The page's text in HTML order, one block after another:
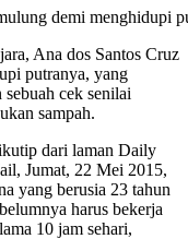
demi menghidupi
Ana dos Santos Cruz
putranya, yang
cek senilai
sampah.
dari laman Daily
Jumat, 22 Mei 2015,
yang berusia 23 tahun
harus bekerja
10 jam sehari,